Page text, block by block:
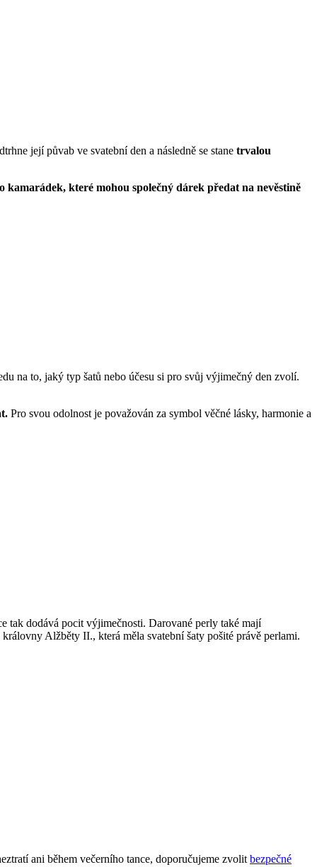
její půvab ve svatební den a následně se stane trvalou
kamarádek, které mohou společný dárek předat na nevěstině
na to, jaký typ šatů nebo účesu si pro svůj výjimečný den zvolí.
Pro svou odolnost je považován za symbol věčné lásky, harmonie a
tak dodává pocit výjimečnosti. Darované perly také mají
Alžběty II., která měla svatební šaty pošité právě perlami.
ani během večerního tance, doporučujeme zvolit bezpečné